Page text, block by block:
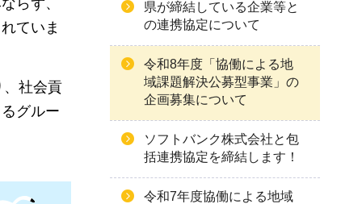
ていま
、社会貢
グルー
県が締結している企業等と
の連携協定について
令和8年度「協働による地
域課題解決公募型事業」の
企画募集について
ソフトバンク株式会社と包
括連携協定を締結します！
令和7年度協働による地域